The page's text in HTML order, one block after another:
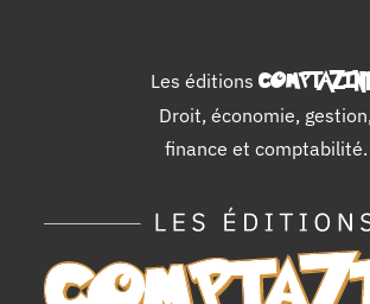
Les éditions
Droit, économie, gestion,
finance et comptabilité.